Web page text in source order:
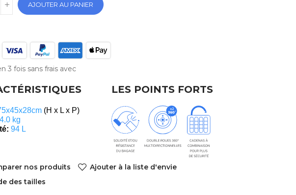
AJOUTER AU PANIER
3 fois sans frais avec
(H x L x P)
4.0 kg
94 L
LES POINTS FORTS
nos produits
Ajouter à la liste d'envie
des tailles